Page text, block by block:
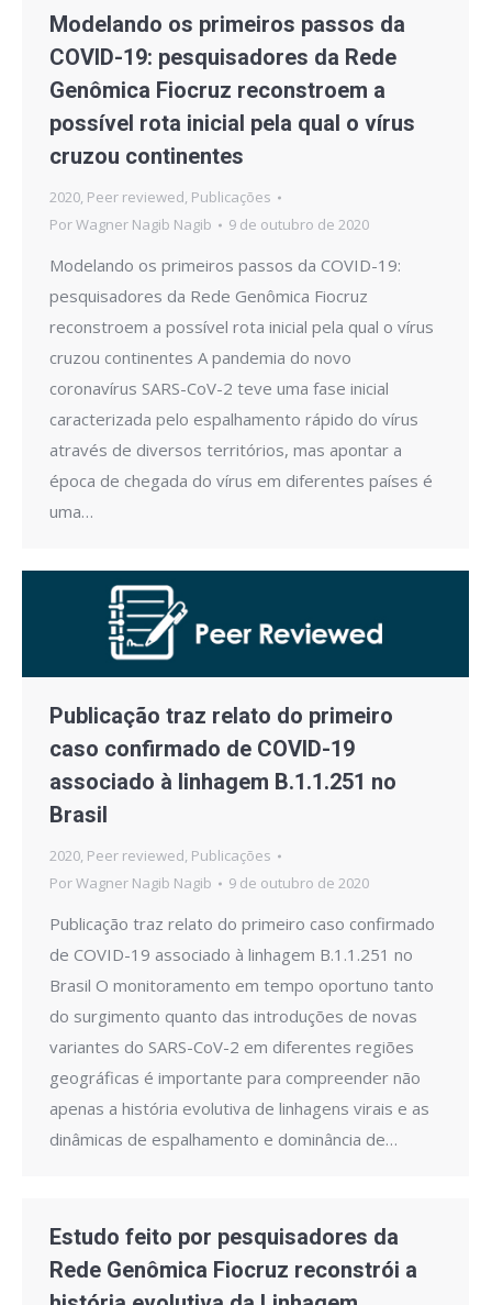
Modelando os primeiros passos da
COVID-19: pesquisadores da Rede
Genômica Fiocruz reconstroem a
possível rota inicial pela qual o vírus
cruzou continentes
2020, Peer reviewed, Publicações
PorWagner Nagib Nagib 9 de outubro de 2020
Modelando os primeiros passos da COVID-19:
pesquisadores da Rede Genômica Fiocruz
reconstroem a possível rota inicial pela qual o vírus
cruzou continentes A pandemia do novo
coronavírus SARS-CoV-2 teve uma fase inicial
caracterizada pelo espalhamento rápido do vírus
através de diversos territórios, mas apontar a
época de chegada do vírus em diferentes países é
uma…
Publicação traz relato do primeiro
caso confirmado de COVID-19
associado à linhagem B.1.1.251 no
Brasil
2020, Peer reviewed, Publicações
PorWagner Nagib Nagib 9 de outubro de 2020
Publicação traz relato do primeiro caso confirmado
de COVID-19 associado à linhagem B.1.1.251 no
Brasil O monitoramento em tempo oportuno tanto
do surgimento quanto das introduções de novas
variantes do SARS-CoV-2 em diferentes regiões
geográficas é importante para compreender não
apenas a história evolutiva de linhagens virais e as
dinâmicas de espalhamento e dominância de…
Estudo feito por pesquisadores da
Rede Genômica Fiocruz reconstrói a